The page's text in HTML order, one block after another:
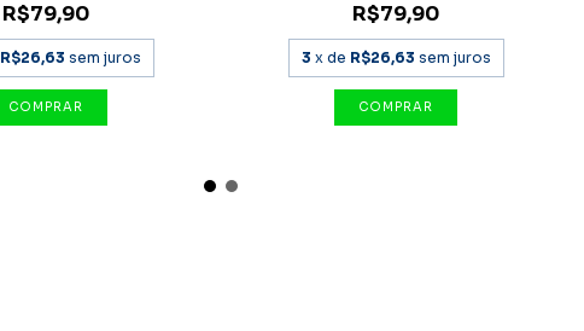
R$79,90
R$26,63 sem juros
R$79,90
3 x de R$26,63 sem juros